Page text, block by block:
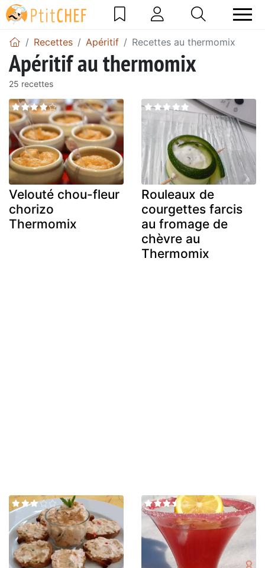
Recettes Apéritif Recettes au thermomix
Apéritif au thermomix
25 recettes
Velouté chou-fleur
chorizo
Thermomix
Rouleaux de
courgettes farcis
au fromage de
chèvre au
Thermomix